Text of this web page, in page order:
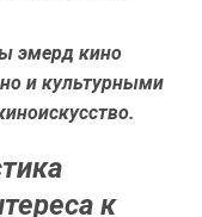
эмерд кино
и культурными
к